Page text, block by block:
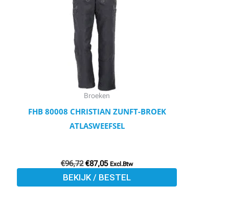
Broeken
FHB 80008 CHRISTIAN ZUNFT-BROEK
ATLASWEEFSEL
€96,72 €87,05 Excl.Btw
BEKIJK / BESTEL
meerdere
variaties.
Deze
optie
kan
gekozen
worden